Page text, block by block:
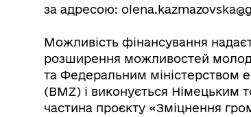
за адресою:
Можливість фінансування
розширення можливостей
та Федеральним міністерством
(BMZ) і виконується Німецьким
частина проєкту «Зміцнення